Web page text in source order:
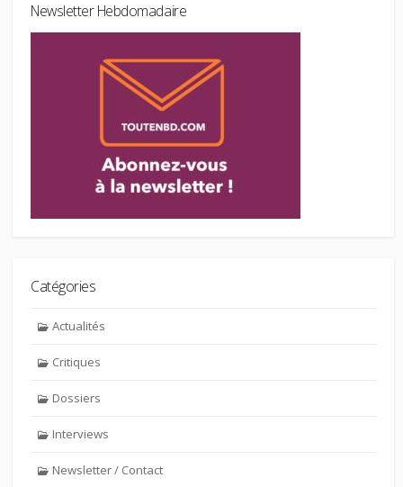
Newsletter Hebdomadaire
Catégories
Actualités
Critiques
Dossiers
Interviews
Newsletter / Contact